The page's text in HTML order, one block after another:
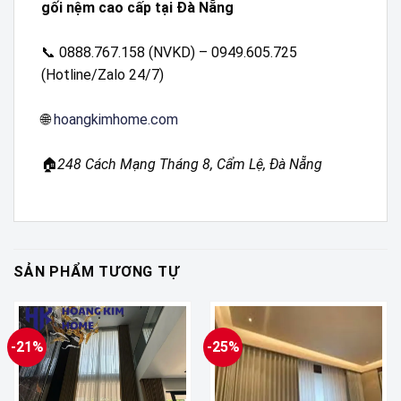
gối nệm cao cấp tại Đà Nẵng
📞 0888.767.158 (NVKD) – 0949.605.725
(Hotline/Zalo 24/7)
🌐hoangkimhome.com
🏠248 Cách Mạng Tháng 8, Cẩm Lệ, Đà Nẵng
SẢN PHẨM TƯƠNG TỰ
-21% -25%